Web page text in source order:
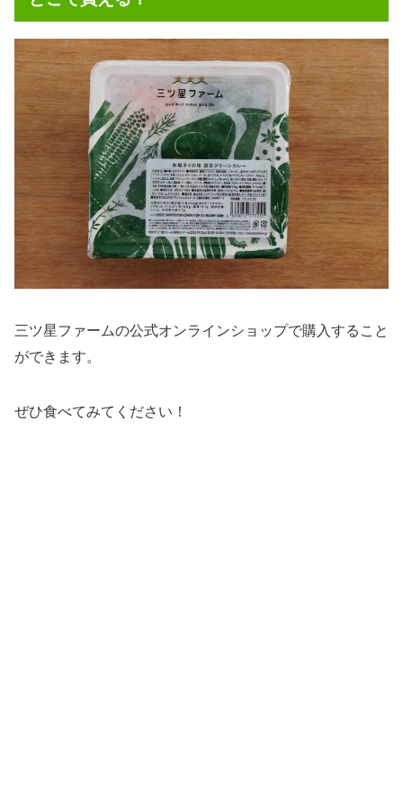
三ツ星ファームの公式オンラインショップで購入すること
ができます。
ぜひ食べてみてください！